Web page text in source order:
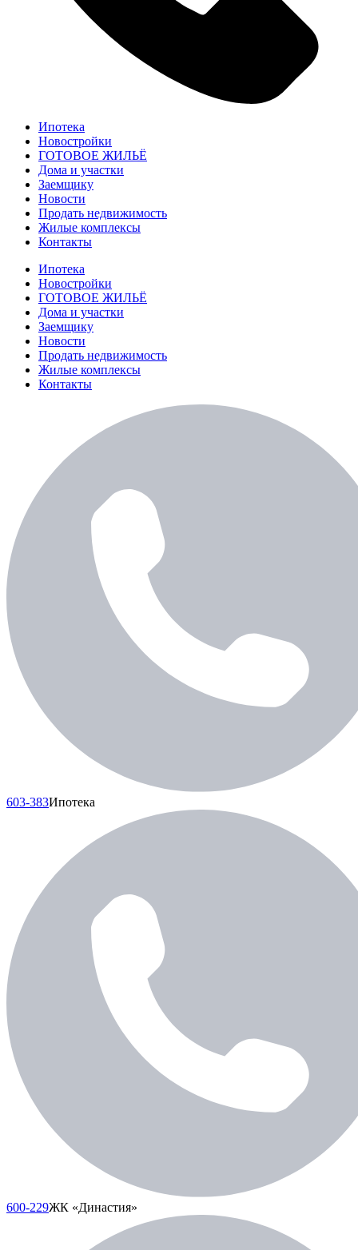
Ипотека
Новостройки
ГОТОВОЕ ЖИЛЬЁ
Дома и участки
Заемщику
Новости
Продать недвижимость
Жилые комплексы
Контакты
Ипотека
Новостройки
ГОТОВОЕ ЖИЛЬЁ
Дома и участки
Заемщику
Новости
Продать недвижимость
Жилые комплексы
Контакты
603-383Ипотека
600-229ЖК «Династия»